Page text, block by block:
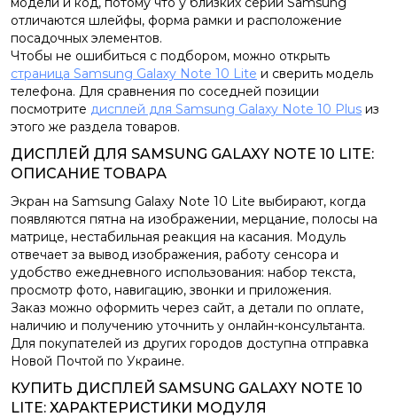
отличаются шлейфы, форма рамки и расположение
посадочных элементов.
Чтобы не ошибиться с подбором, можно открыть
страница Samsung Galaxy Note 10 Lite и сверить модель
телефона. Для сравнения по соседней позиции
посмотрите дисплей для Samsung Galaxy Note 10 Plus из
этого же раздела товаров.
ДИСПЛЕЙ ДЛЯ SAMSUNG GALAXY NOTE 10 LITE:
ОПИСАНИЕ ТОВАРА
Экран на Samsung Galaxy Note 10 Lite выбирают, когда
появляются пятна на изображении, мерцание, полосы на
матрице, нестабильная реакция на касания. Модуль
отвечает за вывод изображения, работу сенсора и
удобство ежедневного использования: набор текста,
просмотр фото, навигацию, звонки и приложения.
Заказ можно оформить через сайт, а детали по оплате,
наличию и получению уточнить у онлайн-консультанта.
Для покупателей из других городов доступна отправка
Новой Почтой по Украине.
КУПИТЬ ДИСПЛЕЙ SAMSUNG GALAXY NOTE 10
LITE: ХАРАКТЕРИСТИКИ МОДУЛЯ